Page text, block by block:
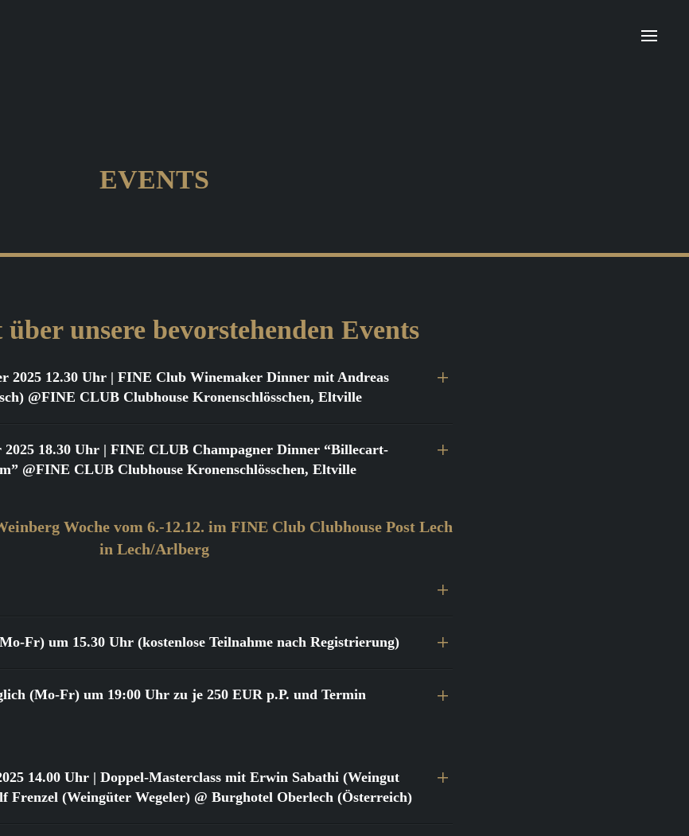
EVENTS
unsere bevorstehenden Events
2025 12.30 Uhr | FINE Club Winemaker Dinner mit Andreas
@FINE CLUB Clubhouse Kronenschlösschen, Eltville
18.30 Uhr | FINE CLUB Champagner Dinner “Billecart-
@FINE CLUB Clubhouse Kronenschlösschen, Eltville
Woche vom 6.-12.12. im FINE Club Clubhouse Post Lech
in Lech/Arlberg
Fr) um 15.30 Uhr (kostenlose Teilnahme nach Registrierung)
(Mo-Fr) um 19:00 Uhr zu je 250 EUR p.P. und Termin
14.00 Uhr | Doppel-Masterclass mit Erwin Sabathi (Weingut
Frenzel (Weingüter Wegeler) @ Burghotel Oberlech (Österreich)